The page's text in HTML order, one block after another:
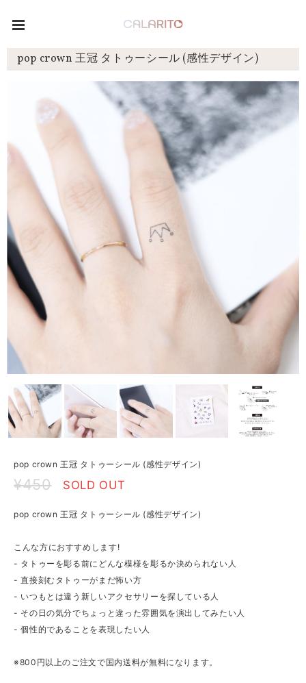
pop crown 王冠 タトゥーシール (感性デザイン)
pop crown 王冠 タトゥーシール (感性デザイン)
¥450 SOLD OUT
pop crown 王冠 タトゥーシール (感性デザイン)
こんな方におすすめします!
- タトゥーを彫る前にどんな模様を彫るか決められない人
- 直接刻むタトゥーがまだ怖い方
- いつもとは違う新しいアクセサリーを探している人
- その日の気分でちょっと違った雰囲気を演出してみたい人
- 個性的であることを表現したい人
※800円以上のご注文で国内送料が無料になります。